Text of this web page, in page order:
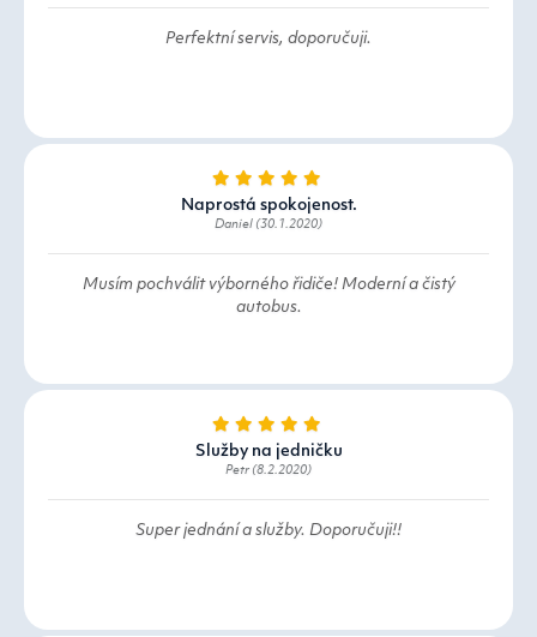
Perfektní servis, doporučuji.
Naprostá spokojenost.
Daniel (30.1.2020)
Musím pochválit výborného řidiče! Moderní a čistý
autobus.
Služby na jedničku
Petr (8.2.2020)
Super jednání a služby. Doporučuji!!